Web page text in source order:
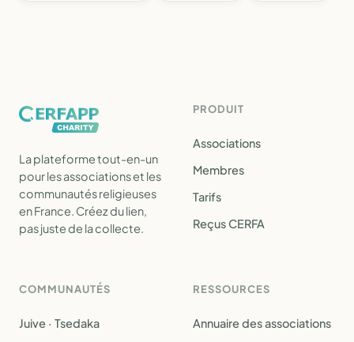
La plateforme tout-en-un
pour les associations et les
communautés religieuses
en France. Créez du lien,
pas juste de la collecte.
PRODUIT
Associations
Membres
Tarifs
Reçus CERFA
COMMUNAUTÉS
Juive · Tsedaka
RESSOURCES
Annuaire des associations